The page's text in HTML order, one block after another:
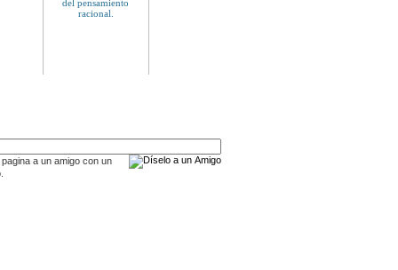
a un amigo con un